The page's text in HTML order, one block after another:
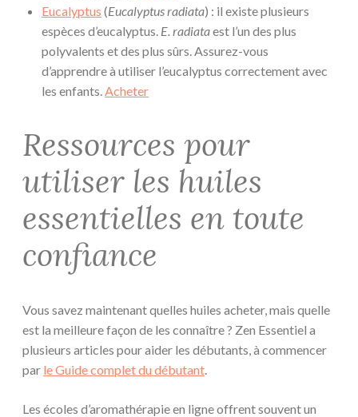
Eucalyptus (Eucalyptus radiata) : il existe plusieurs
espèces d’eucalyptus. E. radiataest l’un des plus
polyvalents et des plus sûrs. Assurez-vous
d’apprendre à utiliser l’eucalyptus correctement avec
les enfants. Acheter
Ressources pour
utiliser les huiles
essentielles en toute
confiance
Vous savez maintenant quelles huiles acheter, mais quelle
est la meilleure façon de les connaître ? Zen Essentiel a
plusieurs articles pour aider les débutants, à commencer
par le Guide complet du débutant
Les écoles d’aromathérapie en ligne offrent souvent un